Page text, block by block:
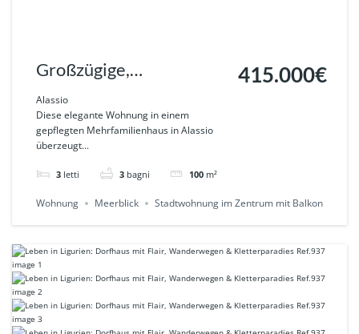
Großzügige,
lichtdurchflutete
Wohnung mit Meerblick
in ALASSIO Ref. 939
Alassio
Diese elegante Wohnung in einem
gepflegten Mehrfamilienhaus in Alassio
überzeugt...
3 letti 3 bagni 100 m²
415.000€
Wohnung Meerblick Stadtwohnung im Zentrum mit Balkon